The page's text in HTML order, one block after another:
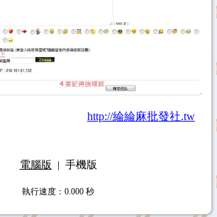
http://綸綸麻批發社.tw
電腦版 | 手機版
執行速度 ：0.000 秒